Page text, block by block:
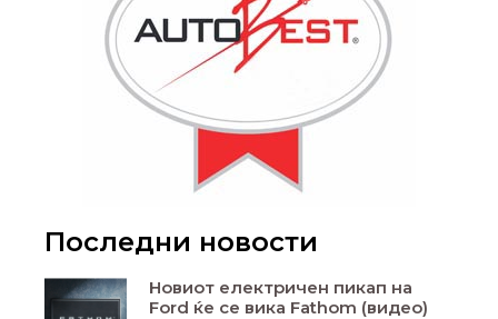
Последни новости
Новиот електричен пикап на
Ford ќе се вика Fathom (видео)